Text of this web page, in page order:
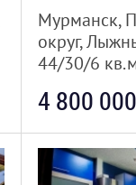
Мурманск,
округ,
44/30/6
4 800